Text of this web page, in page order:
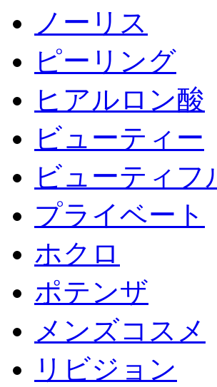
ノーリス
ピーリング
ヒアルロン酸
ビューティー
ビューティフ
プライベート
ホクロ
ポテンザ
メンズコスメ
リビジョン